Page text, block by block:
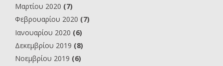
Μαρτίου 2020 (7)
Φεβρουαρίου 2020 (7)
Ιανουαρίου 2020 (6)
Δεκεμβρίου 2019 (8)
Νοεμβρίου 2019 (6)